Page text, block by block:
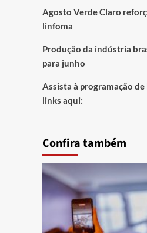
Agosto Verde Claro
linfoma
Produção da indústria
para junho
Assista à programação
links aqui:
Confira também